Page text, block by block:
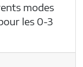
modes
les 0-3